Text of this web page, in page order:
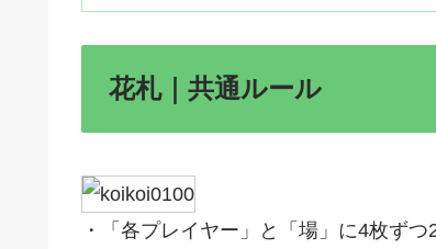
花札｜共通ルール
・「各プレイヤー」と「場」に4枚ず